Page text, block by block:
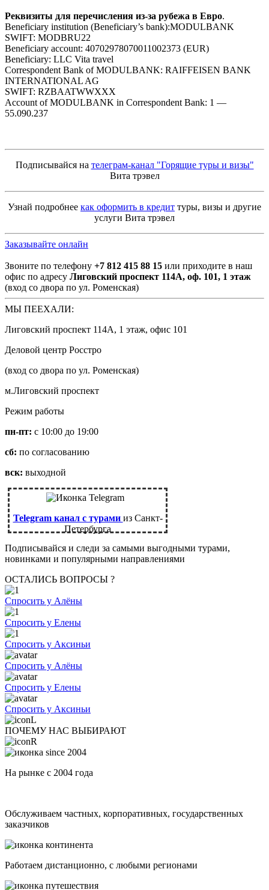
Реквизиты для перечисления из-за рубежа в Евро.
Beneficiary institution (Beneficiary’s bank):MODULBANK
SWIFT: MODBRU22
Beneficiary account: 40702978070011002373 (EUR)
Beneficiary: LLC Vita travel
Correspondent Bank of MODULBANK: RAIFFEISEN BANK
INTERNATIONAL AG
SWIFT: RZBAATWWXXX
Account of MODULBANK in Correspondent Bank: 1 —
55.090.237
Подписывайся на телеграм-канал "Горящие туры и визы"
Вита трэвел
Узнай подробнее как оформить в кредит туры, визы и другие
услуги Вита трэвел
Заказывайте онлайн
Звоните по телефону +7 812 415 88 15 или приходите в наш
офис по адресу Лиговский проспект 114А, оф. 101, 1 этаж
(вход со двора по ул. Роменская)
МЫ ПЕЕХАЛИ:
Лиговский проспект 114А, 1 этаж, офис 101
Деловой центр Росстро
(вход со двора по ул. Роменская)
м.Лиговский проспект
Режим работы
пн-пт: с 10:00 до 19:00
сб: по согласованию
вск: выходной
Telegram канал с турами из Санкт-
Петербурга
Подписывайся и следи за самыми выгодными турами,
новинками и популярными направлениями
ОСТАЛИСЬ ВОПРОСЫ ?
Спросить у Алёны
Спросить у Елены
Спросить у Аксиньи
Спросить у Алёны
Спросить у Елены
Спросить у Аксиньи
ПОЧЕМУ НАС ВЫБИРАЮТ
На рынке с 2004 года
Обслуживаем частных, корпоративных, государственных
заказчиков
Работаем дистанционно, с любыми регионами